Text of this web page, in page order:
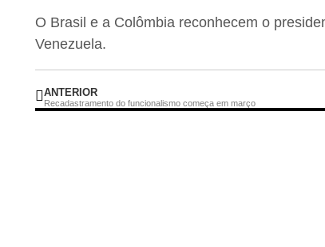
O Brasil e a Colômbia reconhecem o
Venezuela.
ANTERIOR
Recadastramento do funcionalismo começa em março